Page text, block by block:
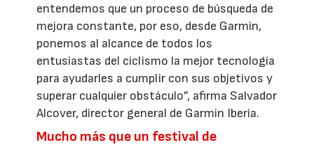
entendemos que un proceso de búsqueda de
mejora constante, por eso, desde Garmin,
ponemos al alcance de todos los
entusiastas del ciclismo la mejor tecnología
para ayudarles a cumplir con sus objetivos y
superar cualquier obstáculo”, afirma Salvador
Alcover, director general de Garmin Iberia.
Mucho más que un festival de